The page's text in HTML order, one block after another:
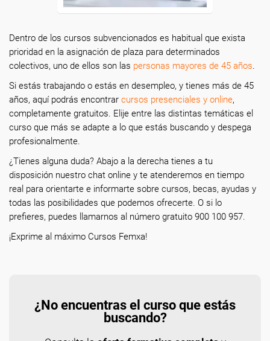
Dentro de los cursos subvencionados es habitual que exista
prioridad en la asignación de plaza para determinados
colectivos, uno de ellos son las personas mayores de 45 años.
Si estás trabajando o estás en desempleo, y tienes más de 45
años, aquí podrás encontrar cursos presenciales y online,
completamente gratuitos. Elije entre las distintas temáticas el
curso que más se adapte a lo que estás buscando y despega
profesionalmente.
¿Tienes alguna duda? Abajo a la derecha tienes a tu
disposición nuestro chat online y te atenderemos en tiempo
real para orientarte e informarte sobre cursos, becas, ayudas y
todas las posibilidades que podemos ofrecerte. O si lo
prefieres, puedes llamarnos al número gratuito 900 100 957.
¡Exprime al máximo Cursos Femxa!
¿No encuentras el curso que estás
buscando?